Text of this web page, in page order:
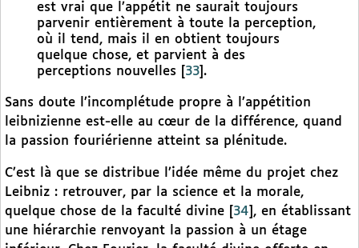
est vrai que l’appétit ne saurait toujours
parvenir entièrement à toute la perception,
où il tend, mais il en obtient toujours
quelque chose, et parvient à des
perceptions nouvelles
33 .
Sans doute l’incomplétude propre à l’appétition
leibnizienne est-elle au cœur de la différence, quand
la passion fouriérienne atteint sa plénitude.
C’est là que se distribue l’idée même du projet chez
Leibniz : retrouver, par la science et la morale,
quelque chose de la faculté divine
34 , en établissant
une hiérarchie renvoyant la passion à un étage